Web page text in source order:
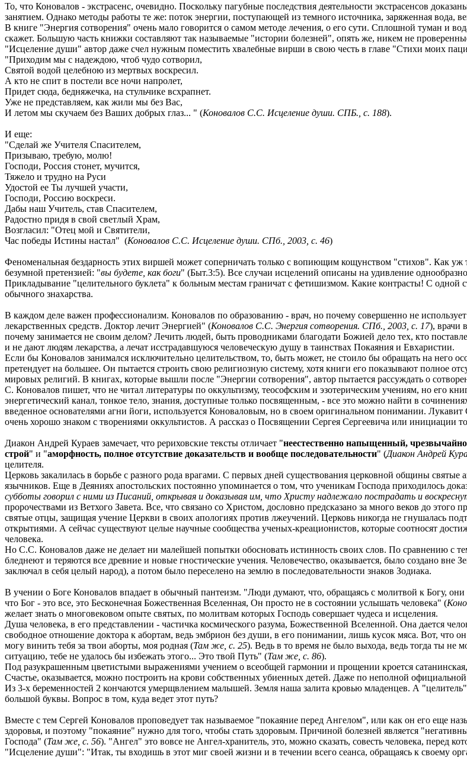
То, что Коновалов - экстрасенс, очевидно. Поскольку пагубные последствия деятельности экстрасенсов
занятием. Однако методы работы те же: поток энергии, поступающей из темного источника, заряженная вода,
В книге "Энергия сотворения" очень мало говорится о самом методе лечения, о его сути. Сплошной туман и
скажет. Большую часть книжки составляют так называемые "истории болезней", опять же, никем не
"Исцеление души" автор даже счел нужным поместить хвалебные вирши в свою честь в главе "Стихи моих
"Приходим мы с надеждою, чтоб чудо сотворил,
Святой водой целебною из мертвых воскресил.
А кто не спит в постели все ночи напролет,
Придет сюда, бедняжечка, на стульчике всхрапнет.
Уже не представляем, как жили мы без Вас,
И летом мы скучаем без Ваших добрых глаз... " (Коновалов С.С. Исцеление души. СПБ., с. 188).
И еще:
"Сделай же Учителя Спасителем,
Призываю, требую, молю!
Господи, Россия стонет, мучится,
Тяжело и трудно на Руси
Удостой ее Ты лучшей участи,
Господи, Россию воскреси.
Дабы наш Учитель, став Спасителем,
Радостно придя в свой светлый Храм,
Возгласил: "Отец мой и Святители,
Час победы Истины настал" (Коновалов С.С. Исцеление души. СПб., 2003, с. 46)
Феноменальная бездарность этих виршей может соперничать только с вопиющим кощунством "стихов". Как
безумной претензией: "вы будете, как боги" (Быт.3:5). Все случаи исцелений описаны на удивление
Прикладывание "целительного буклета" к больным местам граничат с фетишизмом. Какие контрасты! С одной
обычного знахарства.
В каждом деле важен профессионализм. Коновалов по образованию - врач, но почему совершенно не
лекарственных средств. Доктор лечит Энергией" (Коновалов С.С. Энергия сотворения. СПб., 2003, с. 17), врачи
почему занимается не своим делом? Лечить людей, быть проводниками благодати Божией дело тех, кто
и не дают людям лекарства, а лечат исстрадавшуюся человеческую душу в таинствах Покаяния и Евхаристии.
Если бы Коновалов занимался исключительно целительством, то, быть может, не стоило бы обращать на него
претендует на большее. Он пытается строить свою религиозную систему, хотя книги его показывают полное
мировых религий. В книгах, которые вышли после "Энергии сотворения", автор пытается рассуждать о
С. Коновалов пишет, что не читал литературы по оккультизму, теософским и эзотерическим учениям, но его
энергетический канал, тонкое тело, знания, доступные только посвященным, - все это можно найти в
введенное основателями агни йоги, используется Коноваловым, но в своем оригинальном понимании.
очень хорошо знаком с творениями оккультистов. А рассказ о Посвящении Сергея Сергеевича или инициации
Диакон Андрей Кураев замечает, что рериховские тексты отличает "неестественно напыщенный,
строй" и "аморфность, полное отсутствие доказательств и вообще последовательности" (Диакон Андрей
целителя.
Церковь закалилась в борьбе с разного рода врагами. С первых дней существования церковной общины
язычников. Еще в Деяниях апостольских постоянно упоминается о том, что ученикам Господа приходилось
субботы говорил с ними из Писаний, открывая и доказывая им, что Христу надлежало пострадать и
пророчествами из Ветхого Завета. Все, что связано со Христом, дословно предсказано за много веков до
святые отцы, защищая учение Церкви в своих апологиях против лжеучений. Церковь никогда не гнушалась
открытиями. А сейчас существуют целые научные сообщества ученых-креационистов, которые соотносят
человека.
Но С.С. Коновалов даже не делает ни малейшей попытки обосновать истинность своих слов. По сравнению с
бледнеют и теряются все древние и новые гностические учения. Человечество, оказывается, было создано
заключал в себя целый народ), а потом было переселено на землю в последовательности знаков Зодиака.
В учении о Боге Коновалов впадает в обычный пантеизм. "Люди думают, что, обращаясь с молитвой к Богу,
что Бог - это все, это Бесконечная Божественная Вселенная, Он просто не в состоянии услышать человека" (
желает знать о многовековом опыте святых, по молитвам которых Господь совершает чудеса и исцеления.
Душа человека, в его представлении - частичка космического разума, Божественной Вселенной. Она дается
свободное отношение доктора к абортам, ведь эмбрион без души, в его понимании, лишь кусок мяса. Вот, что
могу винить тебя за твои аборты, моя родная (Там же, с. 25). Ведь в то время не было выхода, ведь тогда ты не
ситуацию, тебе не удалось бы избежать этого... Это твой Путь" (Там же, с. 86).
Под разукрашенным цветистыми выражениями учением о всеобщей гармонии и прощении кроется
Счастье, оказывается, можно построить на крови собственных убиенных детей. Даже по неполной
Из 3-х беременностей 2 кончаются умерщвлением малышей. Земля наша залита кровью младенцев. А
большой буквы. Вопрос в том, куда ведет этот путь?
Вместе с тем Сергей Коновалов проповедует так называемое "покаяние перед Ангелом", или как он его еще
здоровья, и поэтому "покаяние" нужно для того, чтобы стать здоровым. Причиной болезней является
Господа" (Там же, с. 56). "Ангел" это вовсе не Ангел-хранитель, это, можно сказать, совесть человека, перед
"Исцеление души": "Итак, ты входишь в этот миг своей жизни и в течении всего сеанса, обращаясь к своему